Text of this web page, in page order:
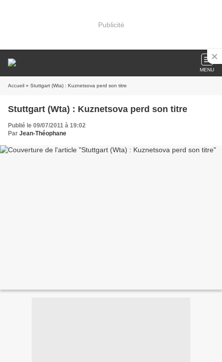
Publicité
MENU
Accueil » Stuttgart (Wta) : Kuznetsova perd son titre
Stuttgart (Wta) : Kuznetsova perd son titre
Publié le 09/07/2011 à 19:02
Par Jean-Théophane